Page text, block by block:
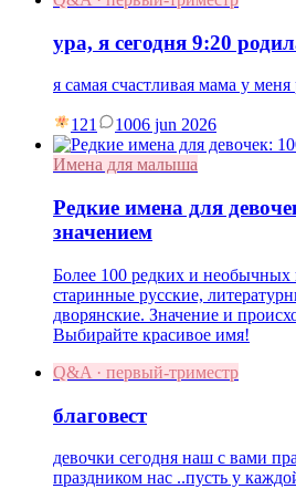
ура, я сегодня 9:20
я самая счастливая мама у
121 1006 jun 2026
Имена для малыша
Редкие имена для
значением
Более 100 редких и необычных
старинные русские,
дворянские. Значение и
Выбирайте красивое имя!
Q&A · первый-триместр
благовест
девочки сегодня наш с вами
праздником нас ..пусть у